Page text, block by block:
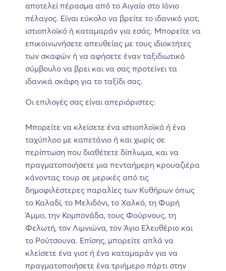
αποτελεί πέρασμα από το Αιγαίο στο Ιόνιο
πέλαγος. Είναι εύκολο να βρείτε το ιδανικό γιοτ,
ιστιοπλοϊκό ή καταμαράν για εσάς. Μπορείτε να
επικοινωνήσετε απευθείας με τους ιδιοκτήτες
των σκαφών ή να αφήσετε έναν ταξιδιωτικό
σύμβουλο να βρει και να σας προτείνει τα
ιδανικά σκάφη για το ταξίδι σας.
Οι επιλογές σας είναι απεριόριστες:
Μπορείτε να κλείσετε ένα ιστιοπλοϊκό ή ένα
ταχύπλοο με καπετάνιο ή και χωρίς σε
περίπτωση που διαθέτετε δίπλωμα, και να
πραγματοποιήσετε μια πενταήμερη κρουαζιέρα
κάνοντας τουρ σε μερικές από τις
δημοφιλέστερες παραλίες των Κυθήρων όπως
το Καλαδί, το Μελιδόνι, το Χαλκό, τη Φυρή
Άμμο, την Κομπονάδα, τους Φούρνους, τη
Φελωτή, τον Λιμνιώνα, τον Άγιο Ελευθέριο και
το Ρούτσουνα. Επίσης, μπορείτε απλά να
κλείσετε ένα γιοτ ή ένα καταμαράν για να
πραγματοποιήσετε ένα τριήμερο πάρτι στην